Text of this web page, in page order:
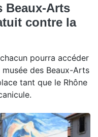
Beaux-Arts
contre la
pourra accéder
des Beaux-Arts
tant que le Rhône